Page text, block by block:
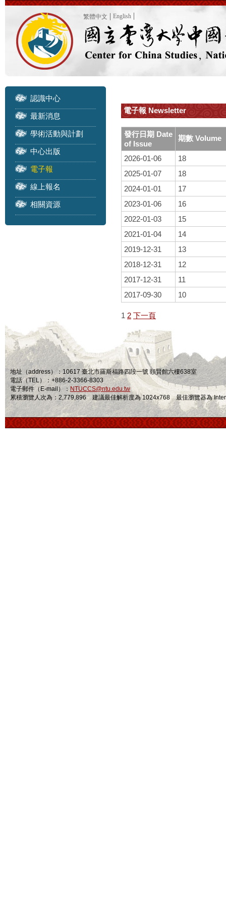
繁體中文 English
認識中心
最新消息
學術活動與計劃
中心出版
電子報
線上報名
相關資源
電子報 Newsletter
發行日期 Date
of Issue
期數 Volume
2026-01-06
18
2025-01-07
18
2024-01-01
17
2023-01-06
16
2022-01-03
15
2021-01-04
14
2019-12-31
13
2018-12-31
12
2017-12-31
11
2017-09-30
10
1 2 下一頁
地址（address）：10617 臺北市羅斯福路四段一號 頤賢館六樓638室
電話（TEL）：+886-2-3366-8303
電子郵件（E-mail）： NTUCCS@ntu.edu.tw
累積瀏覽人次為：2,779,896 建議最佳解析度為 1024x768 最佳瀏覽器為